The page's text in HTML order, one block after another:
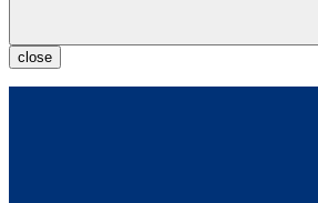
close